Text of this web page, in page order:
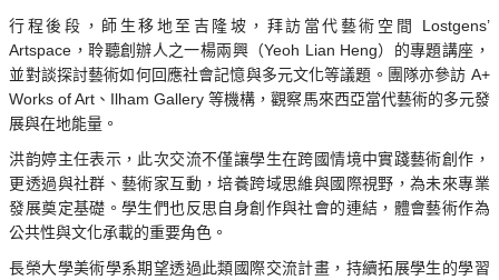
行程後段，師生移地至吉隆坡，拜訪當代藝術空間 Lostgens’
Artspace，聆聽創辦人之一楊兩興（Yeoh Lian Heng）的專題講座，
並對談探討藝術如何回應社會記憶與多元文化等議題。團隊亦參訪 A+
Works of Art、Ilham Gallery 等機構，觀察馬來西亞當代藝術的多元發
展與在地能量。
洪韵婷主任表示，此次交流不僅讓學生在跨國情境中實踐藝術創作，
更透過與社群、藝術家互動，培養跨域思維與國際視野，為未來專業
發展奠定基礎。學生們也反思自身創作與社會的連結，體會藝術作為
公共性與文化承載的重要角色。
長榮大學美術學系期望透過此類國際交流計畫，持續拓展學生的學習